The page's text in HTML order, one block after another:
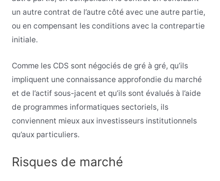
un autre contrat de l’autre côté avec une autre partie,
ou en compensant les conditions avec la contrepartie
initiale.
Comme les CDS sont négociés de gré à gré, qu’ils
impliquent une connaissance approfondie du marché
et de l’actif sous-jacent et qu’ils sont évalués à l’aide
de programmes informatiques sectoriels, ils
conviennent mieux aux investisseurs institutionnels
qu’aux particuliers.
Risques de marché